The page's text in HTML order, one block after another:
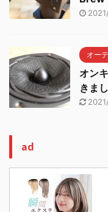
オー
オン
きまし
ad